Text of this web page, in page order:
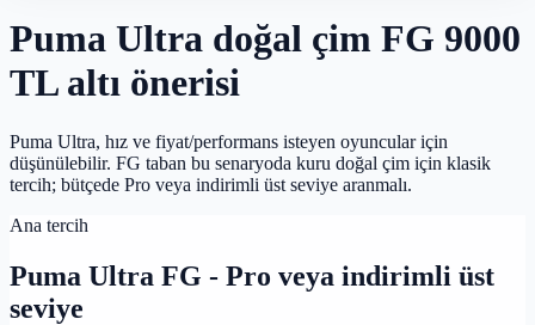
Puma Ultra doğal çim FG 9000
TL altı önerisi
Puma Ultra, hız ve fiyat/performans isteyen oyuncular için
düşünülebilir. FG taban bu senaryoda kuru doğal çim için klasik
tercih; bütçede Pro veya indirimli üst seviye aranmalı.
Ana tercih
Puma Ultra FG - Pro veya indirimli üst
seviye